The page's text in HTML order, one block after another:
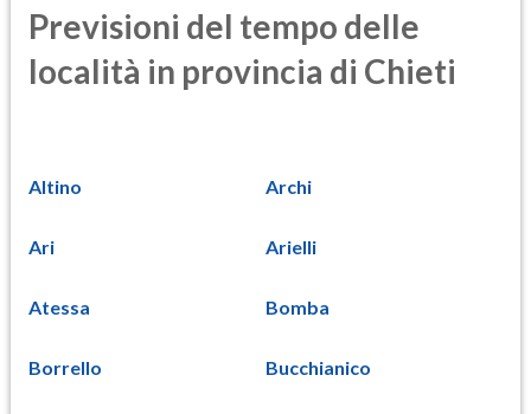
Previsioni del tempo delle
località in provincia di Chieti
Altino Archi
Ari Arielli
Atessa Bomba
Borrello Bucchianico